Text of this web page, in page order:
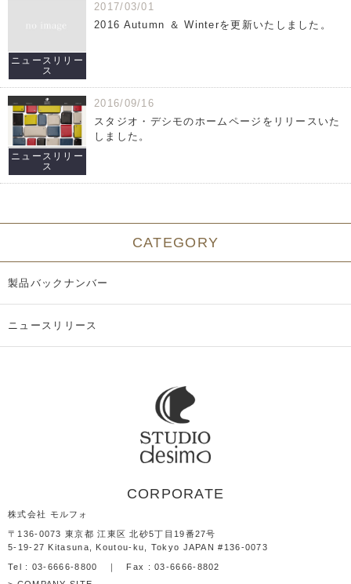
ニュースリリー
ス
2017/03/01
2016 Autumn ＆ Winterを更新いたしました。
ニュースリリー
ス
2016/09/16
スタジオ・デシモのホームページをリリースいた
しました。
CATEGORY
製品バックナンバー
ニュースリリース
CORPORATE
株式会社 モルフォ
〒136-0073 東京都 江東区 北砂5丁目19番27号
5-19-27 Kitasuna, Koutou-ku, Tokyo JAPAN #136-0073
Tel : 03‐6666‐8800 ｜ Fax : 03-6666-8802